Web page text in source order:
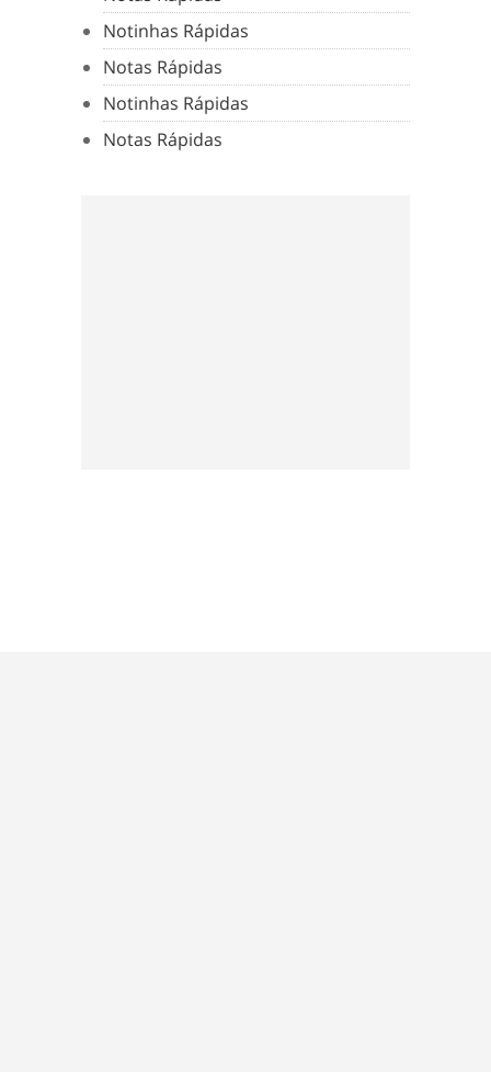
Notinhas Rápidas
Notas Rápidas
Notinhas Rápidas
Notas Rápidas